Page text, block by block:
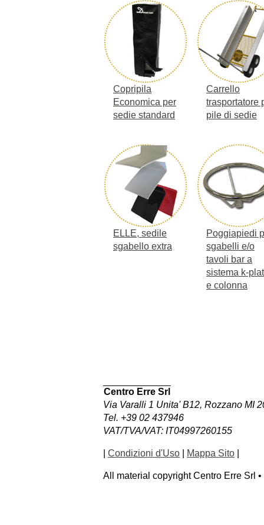
Copripila
Economica per
sedie standard
Carrello
trasportatore
pile di sedie
ELLE, sedile
sgabello extra
Poggiapiedi
sgabelli e/o
tavoli bar a
sistema k-
e colonna
Centro Erre Srl
Via Varalli 1 Unita' B12, Rozzano MI
Tel. +39 02 437946
VAT/TVA/VAT: IT04997260155
Condizioni d'Uso Mappa Sito
All material copyright Centro Erre Srl